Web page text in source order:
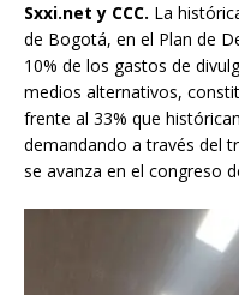
Sxxi.net y CCC. La
de Bogotá, en el Plan de
10% de los gastos de
medios alternativos,
frente al 33% que
demandando a través del
se avanza en el congreso